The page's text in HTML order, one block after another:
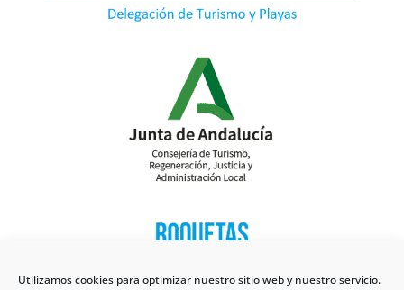
Utilizamos cookies para optimizar nuestro sitio web y nuestro servicio.